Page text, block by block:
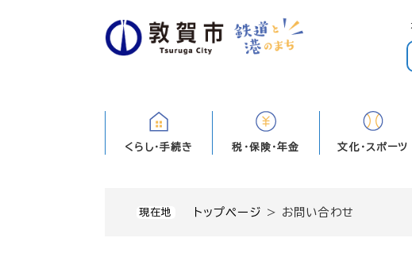
くらし・手続き 税・保険・年金 文化・スポーツ
現在地 トップページ > お問い合わせ